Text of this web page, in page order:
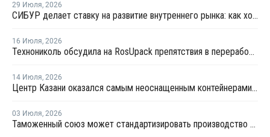
29 Июля, 2026
СИБУР делает ставку на развитие внутреннего рынка: как холдинг стимулирует спрос на полимеры в ритейле
16 Июля, 2026
Технониколь обсудила на RosUpack препятствия в переработке ПЭТ
14 Июля, 2026
Центр Казани оказался самым неоснащенным контейнерами раздельного сбора отходов
03 Июля, 2026
Таможенный союз может стандартизировать производство ПЭТ-тары по примеру России